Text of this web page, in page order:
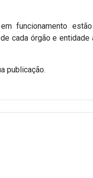
funcionamento
cada órgão e
publicação.